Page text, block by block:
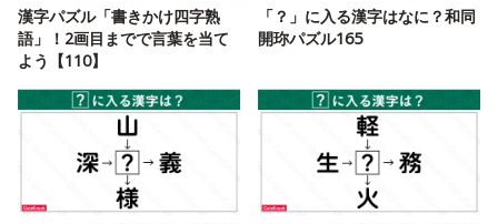
漢字パズル「書きかけ四字熟
語」！2画目までで言葉を当て
よう【110】
「？」に入る漢字はなに？和同
開珎パズル165